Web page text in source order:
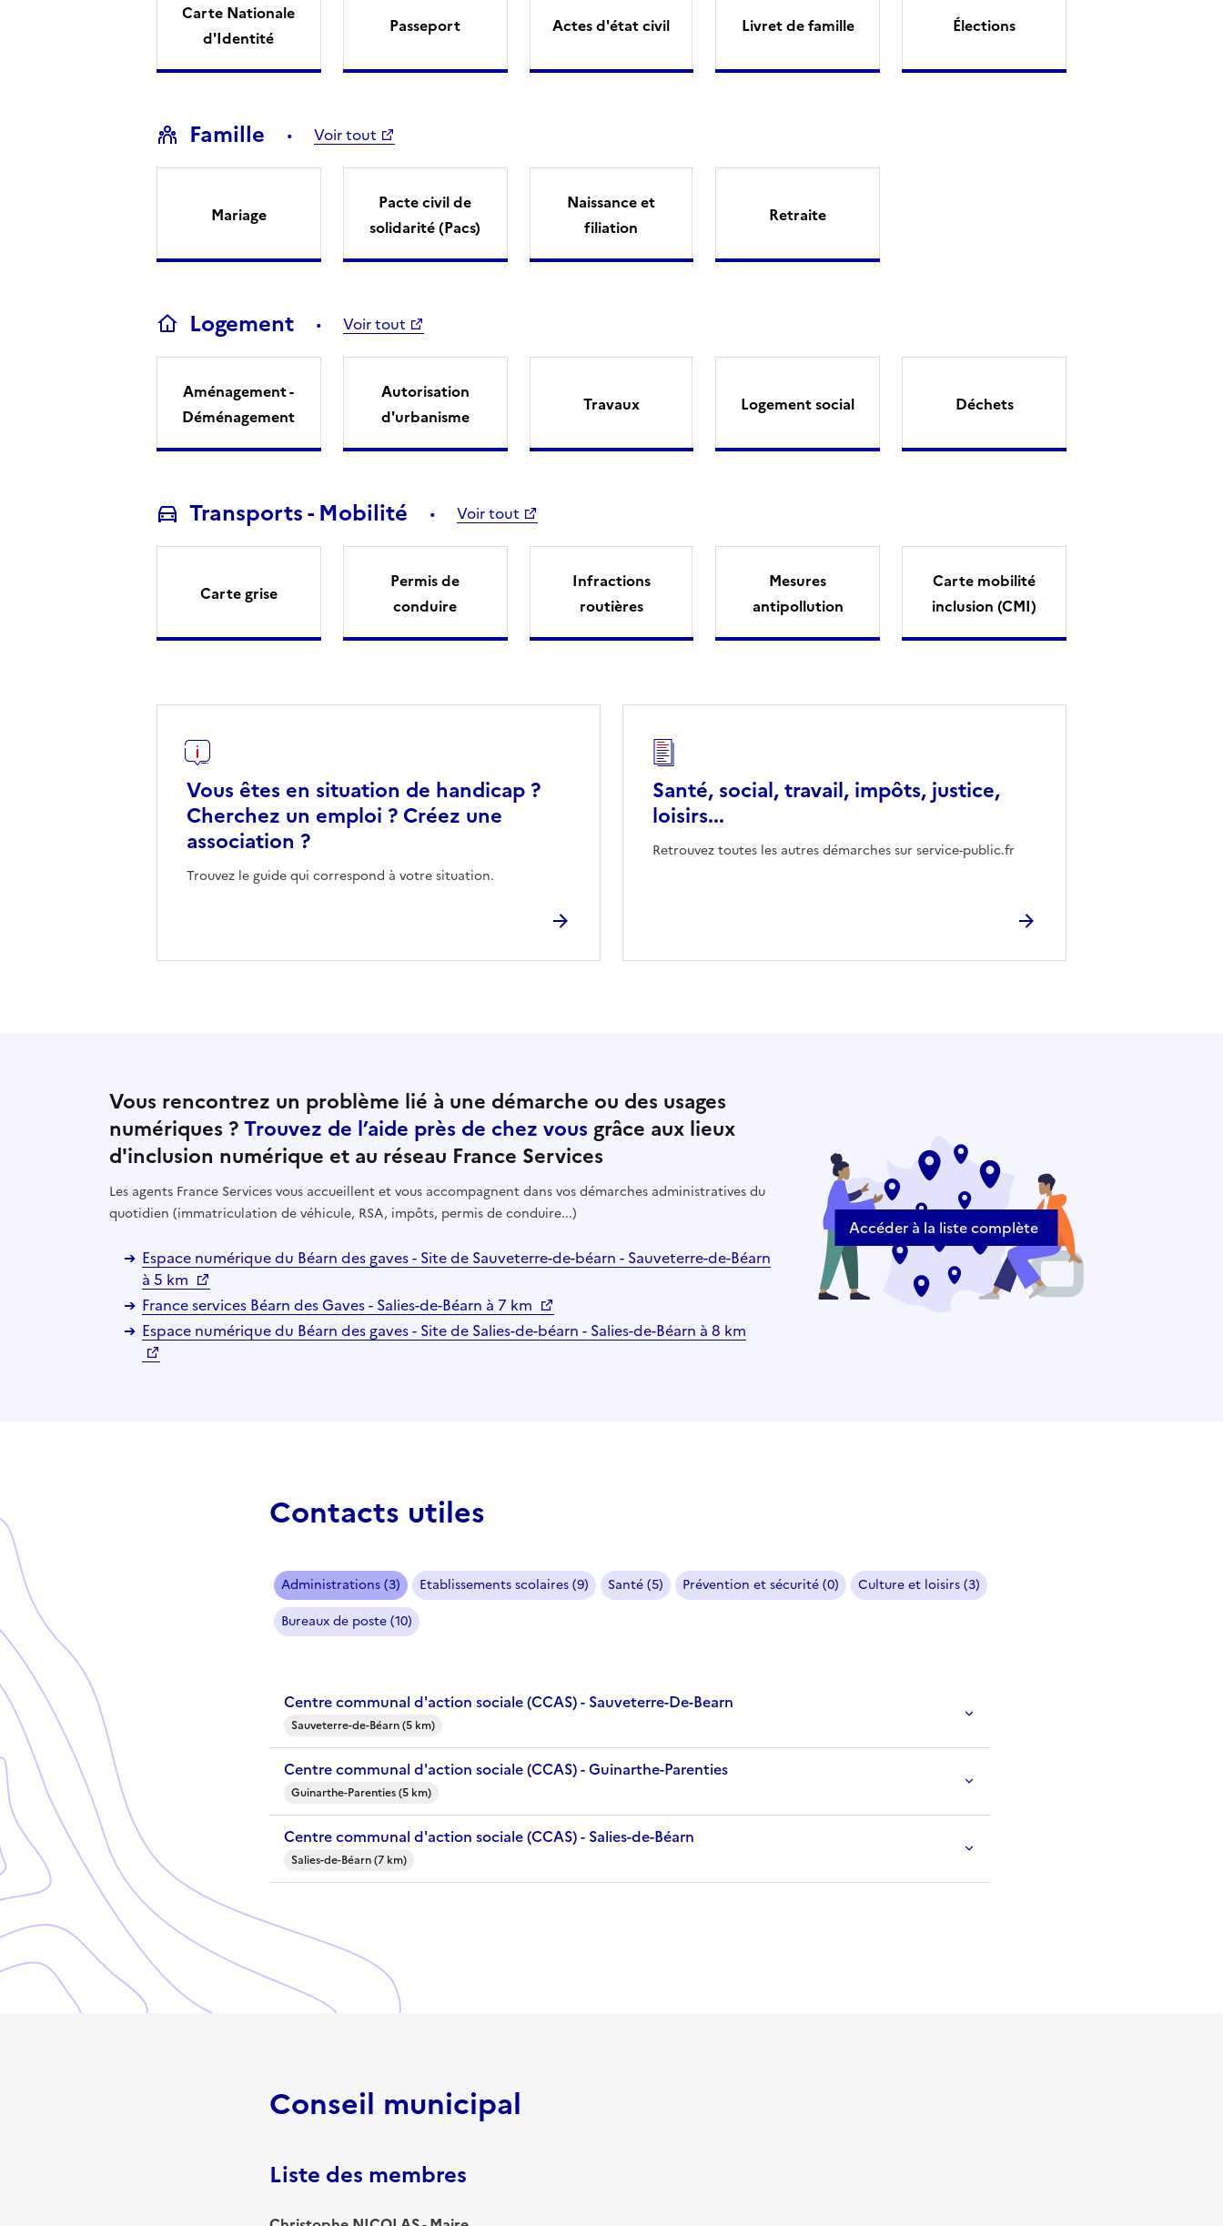
Carte Nationale
d'Identité
Passeport Actes d'état civil Livret de famille Élections
Famille Voir tout
Mariage
Pacte civil de
solidarité (Pacs)
Naissance et
filiation
Retraite
Logement Voir tout
Aménagement -
Déménagement
Autorisation
d'urbanisme
Travaux Logement social Déchets
Transports - Mobilité Voir tout
Carte grise
Permis de
conduire
Infractions
routières
Mesures
antipollution
Carte mobilité
inclusion (CMI)
Vous êtes en situation de handicap ?
Cherchez un emploi ? Créez une
association ?
Trouvez le guide qui correspond à votre situation.
Santé, social, travail, impôts, justice,
loisirs...
Retrouvez toutes les autres démarches sur service-public.fr
Vous rencontrez un problème lié à une démarche ou des usages
numériques ?Trouvez de l’aide près de chez vous grâce aux lieux
d'inclusion numérique et au réseau France Services
Les agents France Services vous accueillent et vous accompagnent dans vos démarches administratives du
quotidien (immatriculation de véhicule, RSA, impôts, permis de conduire...)
Espace numérique du Béarn des gaves - Site de Sauveterre-de-béarn - Sauveterre-de-Béarn
à 5 km
France services Béarn des Gaves - Salies-de-Béarn à 7 km
Espace numérique du Béarn des gaves - Site de Salies-de-béarn - Salies-de-Béarn à 8 km
Accéder à la liste complète
Contacts utiles
Administrations (3) Etablissements scolaires (9) Santé (5) Prévention et sécurité (0)
Culture et loisirs (3)
Bureaux de poste (10)
Centre communal d'action sociale (CCAS) - Sauveterre-De-Bearn
Sauveterre-de-Béarn (5 km)
Centre communal d'action sociale (CCAS) - Guinarthe-Parenties
Guinarthe-Parenties (5 km)
Centre communal d'action sociale (CCAS) - Salies-de-Béarn
Salies-de-Béarn (7 km)
Conseil municipal
Liste des membres